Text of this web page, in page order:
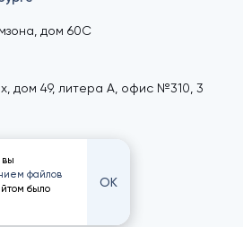
дом 60С
дом 49, литера А, офис №310, 3
вы
файлов
было
ОК